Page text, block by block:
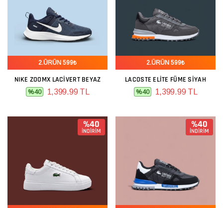
2.ÜRÜN 599₺
NIKE ZOOMX LACIVERT BEYAZ
%40 1,399.99 TL
2.ÜRÜN 599₺
LACOSTE ELITE FÜME SIYAH
%40 1,399.99 TL
%40
İNDİRİM
%40
İNDİRİM